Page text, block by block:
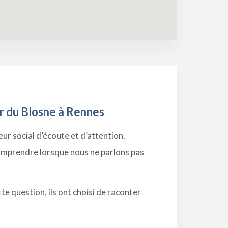
du Blosne à Rennes
social d’écoute et d’attention.
lorsque nous ne parlons pas
question, ils ont choisi de raconter